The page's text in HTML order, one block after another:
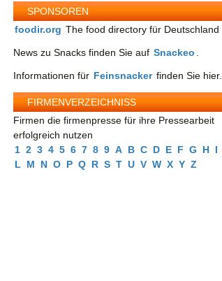
SPONSOREN
foodir.org The food directory für Deutschland
News zu Snacks finden Sie auf Snackeo
Informationen für Feinsnacker finden Sie hier.
FIRMENVERZEICHNISS
Firmen die firmenpresse für ihre Pressearbeit
erfolgreich nutzen
1 2 3 4 5 6 7 8 9 A B C D E F G H I
L
M N O P Q R S T U V W X Y Z